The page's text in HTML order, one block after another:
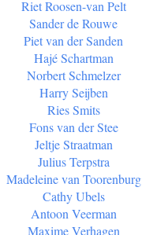
Riet Roosen-van Pelt
Sander de Rouwe
Piet van der Sanden
Hajé Schartman
Norbert Schmelzer
Harry Seijben
Ries Smits
Fons van der Stee
Jeltje Straatman
Julius Terpstra
Madeleine van Toorenburg
Cathy Ubels
Antoon Veerman
Maxime Verhagen